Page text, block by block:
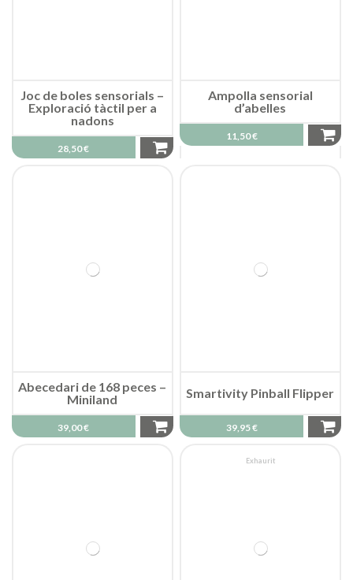
Joc de boles sensorials –
Exploració tàctil per a
nadons
28,50 €
Ampolla sensorial
d’abelles
11,50 €
Abecedari de 168 peces –
Miniland
39,00 €
Smartivity Pinball Flipper
39,95 €
Exhaurit